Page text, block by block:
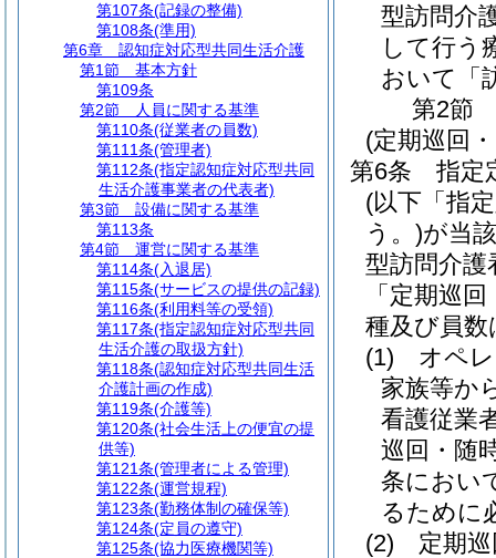
型訪問介
して行う
おいて「
第2節
(定期巡回
第6条
指定
(以下「指
う。)が当
型訪問介護
「定期巡
種及び員
(1)
オペ
家族等か
看護従業
巡回・随
条におい
るために
(2)
定期
第107条(記録の整備)
第108条(準用)
第6章
認知症対応型共同生活介護
第1節
基本方針
第109条
第2節
人員に関する基準
第110条(従業者の員数)
第111条(管理者)
第112条(指定認知症対応型共同
生活介護事業者の代表者)
第3節
設備に関する基準
第113条
第4節
運営に関する基準
第114条(入退居)
第115条(サービスの提供の記録)
第116条(利用料等の受領)
第117条(指定認知症対応型共同
生活介護の取扱方針)
第118条(認知症対応型共同生活
介護計画の作成)
第119条(介護等)
第120条(社会生活上の便宜の提
供等)
第121条(管理者による管理)
第122条(運営規程)
第123条(勤務体制の確保等)
第124条(定員の遵守)
第125条(協力医療機関等)